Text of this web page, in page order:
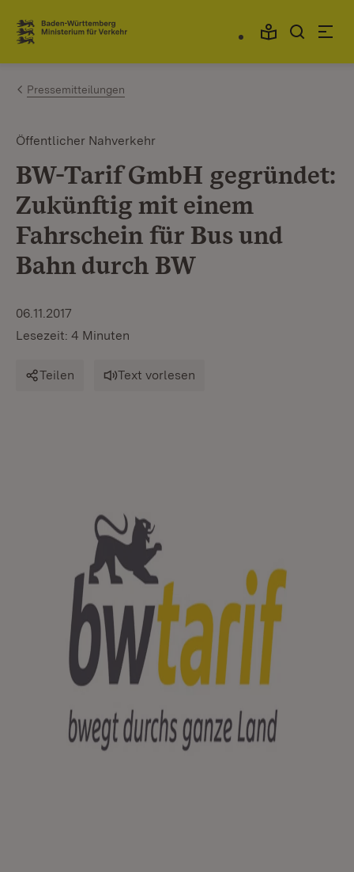
Zum Inhalt springen
Link zur Startseite
Pressemitteilungen
Öffentlicher Nahverkehr
BW-Tarif GmbH gegründet:
Zukünftig mit einem
Fahrschein für Bus und
Bahn durch BW
06.11.2017
Lesezeit: 4 Minuten
Teilen Text vorlesen